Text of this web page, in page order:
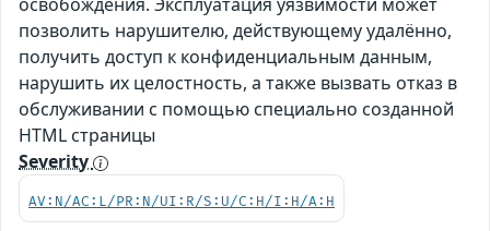
позволить нарушителю, действующему удалённо,
получить доступ к конфиденциальным данным,
нарушить их целостность, а также вызвать отказ в
обслуживании с помощью специально созданной
HTML страницы
Severity
AV:N/AC:L/PR:N/UI:R/S:U/C:H/I:H/A:H